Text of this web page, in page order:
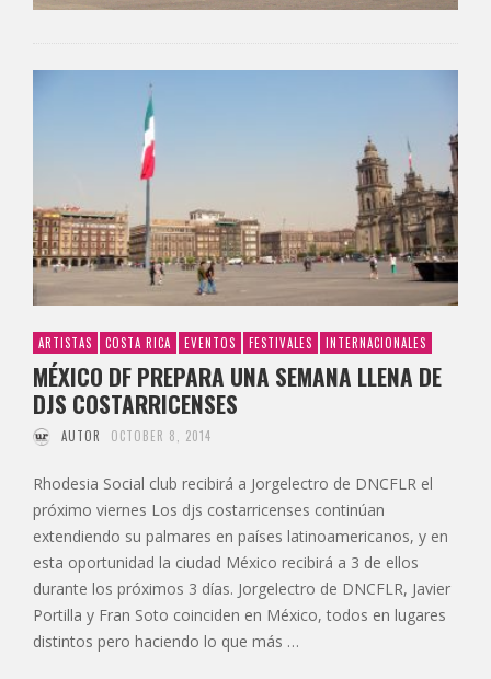
ARTISTAS COSTA RICA EVENTOS FESTIVALES INTERNACIONALES
MÉXICO DF PREPARA UNA SEMANA LLENA DE
DJS COSTARRICENSES
AUTOR OCTOBER 8, 2014
Rhodesia Social club recibirá a Jorgelectro de DNCFLR el
próximo viernes Los djs costarricenses continúan
extendiendo su palmares en países latinoamericanos, y en
esta oportunidad la ciudad México recibirá a 3 de ellos
durante los próximos 3 días. Jorgelectro de DNCFLR, Javier
Portilla y Fran Soto coinciden en México, todos en lugares
distintos pero haciendo lo que más …